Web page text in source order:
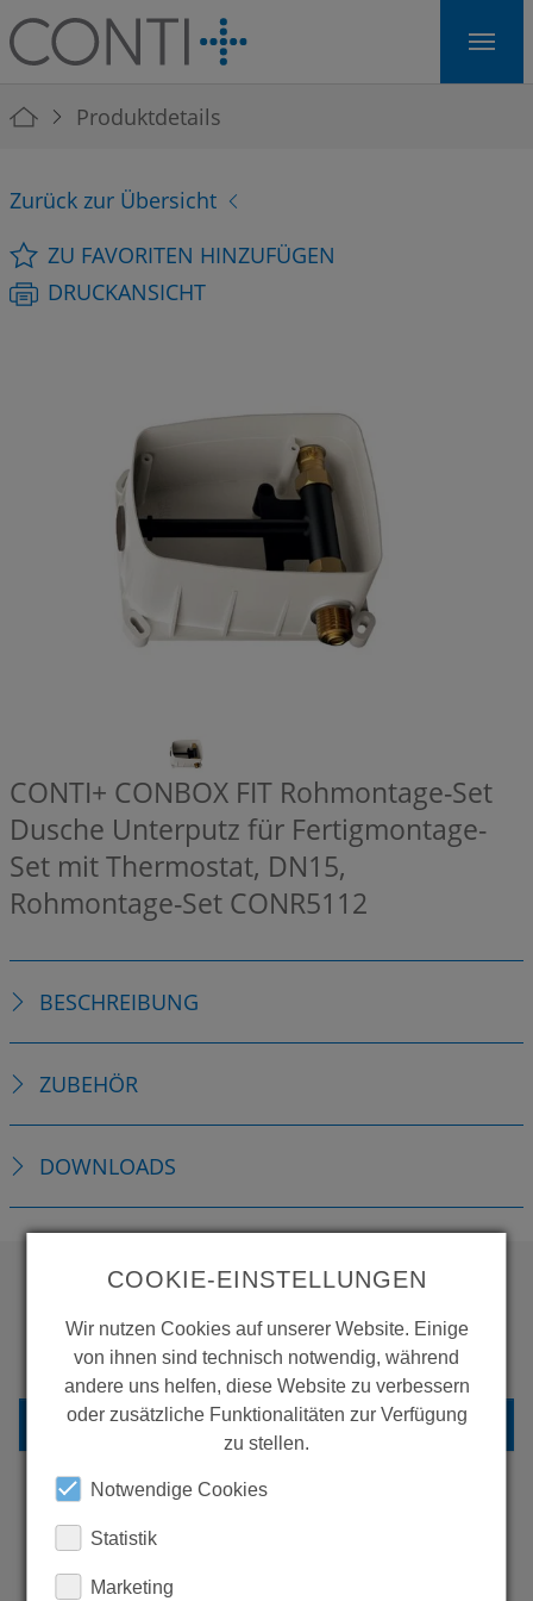
Skip to main navigation
Skip to main content
Skip to page footer
You are here:
Produktdetails
Zurück zur Übersicht
ZU FAVORITEN HINZUFÜGEN
DRUCKANSICHT
CONTI+ CONBOX FIT Rohmontage-Set
Dusche Unterputz für Fertigmontage-
Set mit Thermostat, DN15,
Rohmontage-Set CONR5112
BESCHREIBUNG
ZUBEHÖR
DOWNLOADS
WOLLEN SIE MEHR
PRODUKTE SEHEN?
ZURÜCK ZUR ÜBERSICHT
ERFAHREN SIE MEHR ÜBER
UNSERE REFERENZEN
COOKIE-EINSTELLUNGEN
Wir nutzen Cookies auf unserer Website. Einige
von ihnen sind technisch notwendig, während
andere uns helfen, diese Website zu verbessern
oder zusätzliche Funktionalitäten zur Verfügung
zu stellen.
Notwendige Cookies
Statistik
Marketing